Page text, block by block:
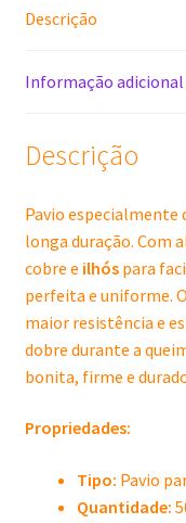
Unidades
441710
Descrição
Informação adicional
Descrição
Pavio especialmente
longa duração. Com
cobre e ilhóspara
perfeita e uniforme.
maior resistência e
dobre durante a
bonita, firme e
Propriedades:
Tipo: Pavio
Quantidade: